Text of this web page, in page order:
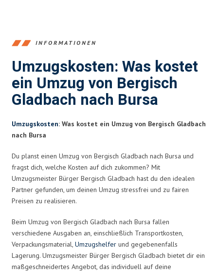
INFORMATIONEN
Umzugskosten: Was kostet
ein Umzug von Bergisch
Gladbach nach Bursa
Umzugskosten: Was kostet ein Umzug von Bergisch Gladbach
nach Bursa
Du planst einen Umzug von Bergisch Gladbach nach Bursa und
fragst dich, welche Kosten auf dich zukommen? Mit
Umzugsmeister Bürger Bergisch Gladbach hast du den idealen
Partner gefunden, um deinen Umzug stressfrei und zu fairen
Preisen zu realisieren.
Beim Umzug von Bergisch Gladbach nach Bursa fallen
verschiedene Ausgaben an, einschließlich Transportkosten,
Verpackungsmaterial, Umzugshelfer und gegebenenfalls
Lagerung. Umzugsmeister Bürger Bergisch Gladbach bietet dir ein
maßgeschneidertes Angebot, das individuell auf deine